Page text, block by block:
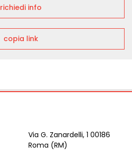
richiedi info
copia link
Via G. Zanardelli, 1 00186
Roma (RM)